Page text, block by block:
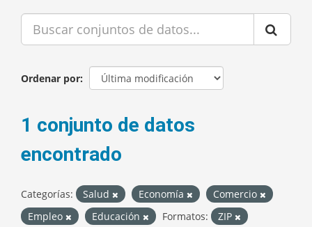
Ordenar por
1 conjunto de datos
encontrado
Categorías: Salud Economía
Comercio
Empleo
Educación Formatos:
ZIP